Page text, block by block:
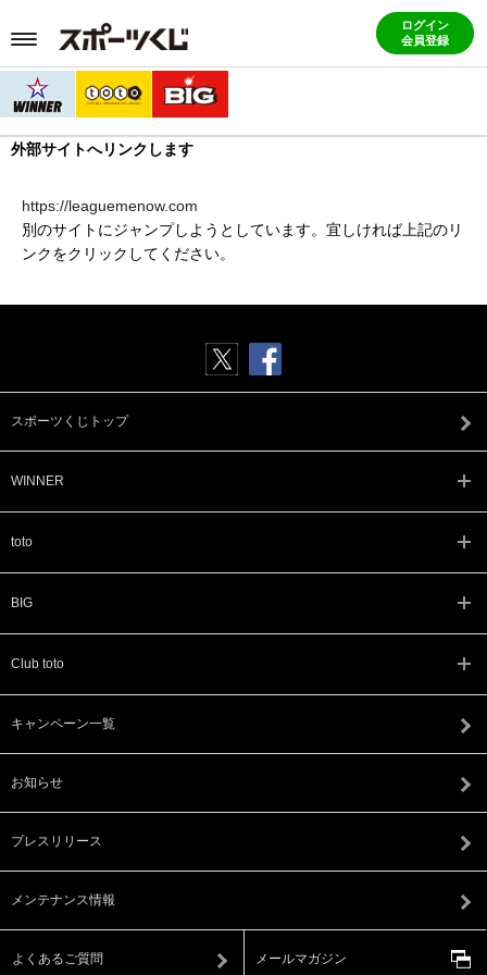
ログイン
会員登録
外部サイトへリンクします
https://leaguemenow.com
別のサイトにジャンプしようとしています。宜しければ上記のリ
ンクをクリックしてください。
スポーツくじトップ
WINNER
toto
BIG
Club toto
キャンペーン一覧
お知らせ
プレスリリース
メンテナンス情報
よくあるご質問 メールマガジン